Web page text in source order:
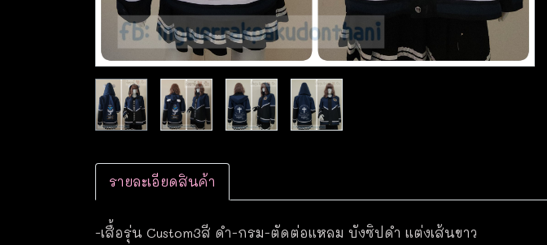
รายละเอียดสินค้า
-เสื้อรุ่น Custom3สี ดำ-กรม-ตัดต่อแหลม บังซิปดำ แต่งเส้นขาว